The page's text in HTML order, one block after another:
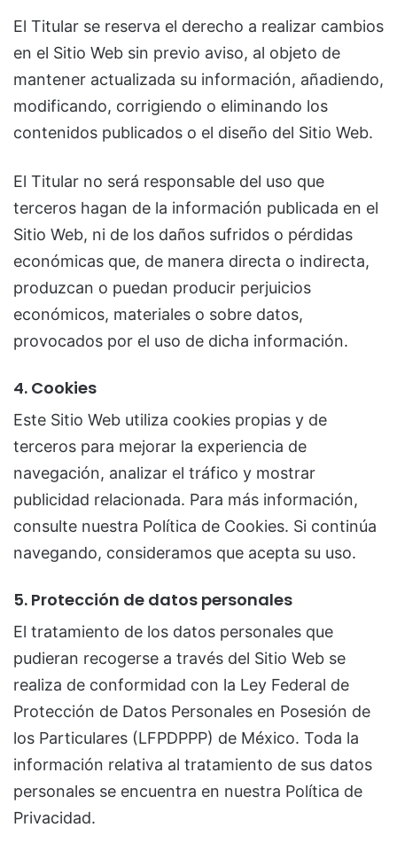
El Titular se reserva el derecho a realizar cambios
en el Sitio Web sin previo aviso, al objeto de
mantener actualizada su información, añadiendo,
modificando, corrigiendo o eliminando los
contenidos publicados o el diseño del Sitio Web.
El Titular no será responsable del uso que
terceros hagan de la información publicada en el
Sitio Web, ni de los daños sufridos o pérdidas
económicas que, de manera directa o indirecta,
produzcan o puedan producir perjuicios
económicos, materiales o sobre datos,
provocados por el uso de dicha información.
4. Cookies
Este Sitio Web utiliza cookies propias y de
terceros para mejorar la experiencia de
navegación, analizar el tráfico y mostrar
publicidad relacionada. Para más información,
consulte nuestra Política de Cookies. Si continúa
navegando, consideramos que acepta su uso.
5. Protección de datos personales
El tratamiento de los datos personales que
pudieran recogerse a través del Sitio Web se
realiza de conformidad con la Ley Federal de
Protección de Datos Personales en Posesión de
los Particulares (LFPDPPP) de México. Toda la
información relativa al tratamiento de sus datos
personales se encuentra en nuestra Política de
Privacidad.